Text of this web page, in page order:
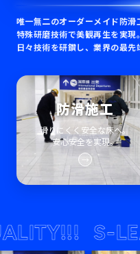
唯一無二のオーダーメイド防滑
特殊研磨技術で美観再生を実現。
日々技術を研鑽し、業界の最先
防滑施工
滑りにくく安全な床へ。
安心安全を実現。
→
S-